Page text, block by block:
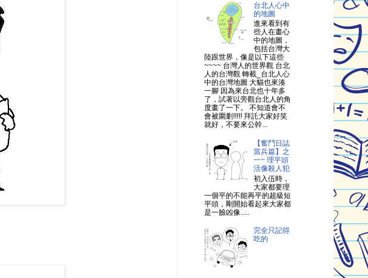
台北人心中
的地圖
進來看到有
些人在畫心
中的地圖，
包括台灣大
陸跟世界，像是以下這些
~~~~ 台灣人的世界觀 台北
人的台灣觀 轉載_台北人心
中的台灣地圖 大貓也來湊
一腳 因為來台北也十年多
了，試著以旁觀台北人的角
度畫了一下。 不知道會不
會被圍剿!!!!! 拜託大家好笑
就好，不要來公幹...
【奮鬥日誌
當兵篇】之
一~ 理平頭
活像殺人犯
初入伍時，
大家都要理
一個平的不能再平的超級短
平頭，剛開始看起來大家都
是一臉凶像.....
完全只記得
吃的